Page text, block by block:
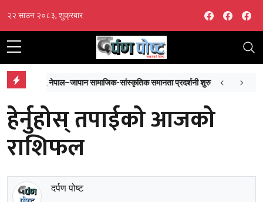
२२ साउन २०८३, शुक्रबार Facebook
नेपाल–जापान सामाजिक-सांस्कृतिक समानता प्रदर्शनी शुरु
हेर्नुहोस् तपाईको आजको
राशिफल
दर्पण पोष्ट